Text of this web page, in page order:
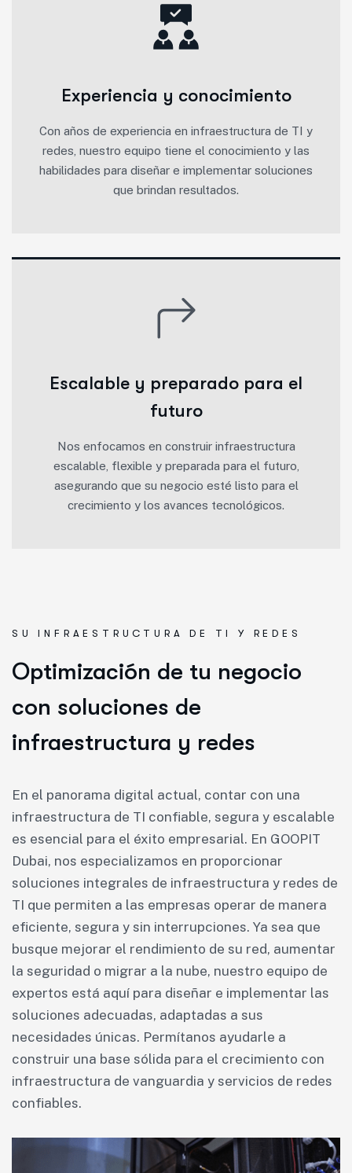
Experiencia y conocimiento
Con años de experiencia en infraestructura de TI y
redes, nuestro equipo tiene el conocimiento y las
habilidades para diseñar e implementar soluciones
que brindan resultados.
Escalable y preparado para el
futuro
Nos enfocamos en construir infraestructura
escalable, flexible y preparada para el futuro,
asegurando que su negocio esté listo para el
crecimiento y los avances tecnológicos.
SU INFRAESTRUCTURA DE TI Y REDES
Optimización de tu negocio
con soluciones de
infraestructura y redes
En el panorama digital actual, contar con una
infraestructura de TI confiable, segura y escalable
es esencial para el éxito empresarial. En GOOPIT
Dubai, nos especializamos en proporcionar
soluciones integrales de infraestructura y redes de
TI que permiten a las empresas operar de manera
eficiente, segura y sin interrupciones. Ya sea que
busque mejorar el rendimiento de su red, aumentar
la seguridad o migrar a la nube, nuestro equipo de
expertos está aquí para diseñar e implementar las
soluciones adecuadas, adaptadas a sus
necesidades únicas. Permítanos ayudarle a
construir una base sólida para el crecimiento con
infraestructura de vanguardia y servicios de redes
confiables.